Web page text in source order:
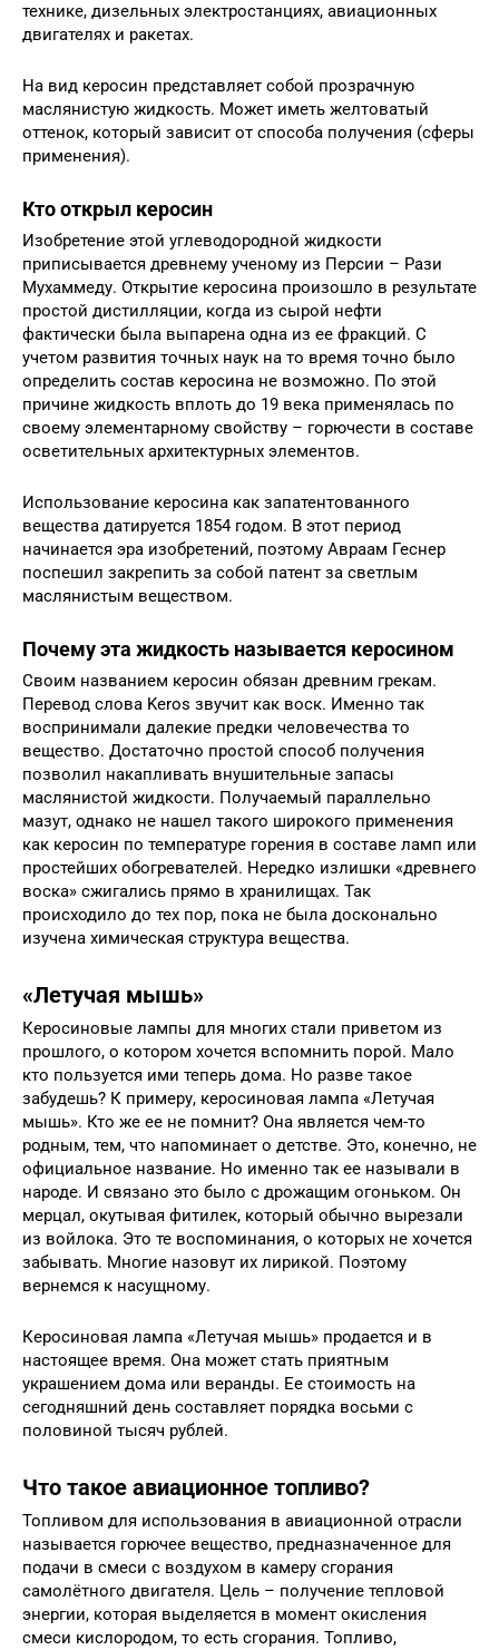
технике, дизельных электростанциях, авиационных
двигателях и ракетах.
На вид керосин представляет собой прозрачную
маслянистую жидкость. Может иметь желтоватый
оттенок, который зависит от способа получения (сферы
применения).
Кто открыл керосин
Изобретение этой углеводородной жидкости
приписывается древнему ученому из Персии – Рази
Мухаммеду. Открытие керосина произошло в результате
простой дистилляции, когда из сырой нефти
фактически была выпарена одна из ее фракций. С
учетом развития точных наук на то время точно было
определить состав керосина не возможно. По этой
причине жидкость вплоть до 19 века применялась по
своему элементарному свойству – горючести в составе
осветительных архитектурных элементов.
Использование керосина как запатентованного
вещества датируется 1854 годом. В этот период
начинается эра изобретений, поэтому Авраам Геснер
поспешил закрепить за собой патент за светлым
маслянистым веществом.
Почему эта жидкость называется керосином
Своим названием керосин обязан древним грекам.
Перевод слова Keros звучит как воск. Именно так
воспринимали далекие предки человечества то
вещество. Достаточно простой способ получения
позволил накапливать внушительные запасы
маслянистой жидкости. Получаемый параллельно
мазут, однако не нашел такого широкого применения
как керосин по температуре горения в составе ламп или
простейших обогревателей. Нередко излишки «древнего
воска» сжигались прямо в хранилищах. Так
происходило до тех пор, пока не была досконально
изучена химическая структура вещества.
«Летучая мышь»
Керосиновые лампы для многих стали приветом из
прошлого, о котором хочется вспомнить порой. Мало
кто пользуется ими теперь дома. Но разве такое
забудешь? К примеру, керосиновая лампа «Летучая
мышь». Кто же ее не помнит? Она является чем-то
родным, тем, что напоминает о детстве. Это, конечно, не
официальное название. Но именно так ее называли в
народе. И связано это было с дрожащим огоньком. Он
мерцал, окутывая фитилек, который обычно вырезали
из войлока. Это те воспоминания, о которых не хочется
забывать. Многие назовут их лирикой. Поэтому
вернемся к насущному.
Керосиновая лампа «Летучая мышь» продается и в
настоящее время. Она может стать приятным
украшением дома или веранды. Ее стоимость на
сегодняшний день составляет порядка восьми с
половиной тысяч рублей.
Что такое авиационное топливо?
Топливом для использования в авиационной отрасли
называется горючее вещество, предназначенное для
подачи в смеси с воздухом в камеру сгорания
самолётного двигателя. Цель – получение тепловой
энергии, которая выделяется в момент окисления
смеси кислородом, то есть сгорания. Топливо,